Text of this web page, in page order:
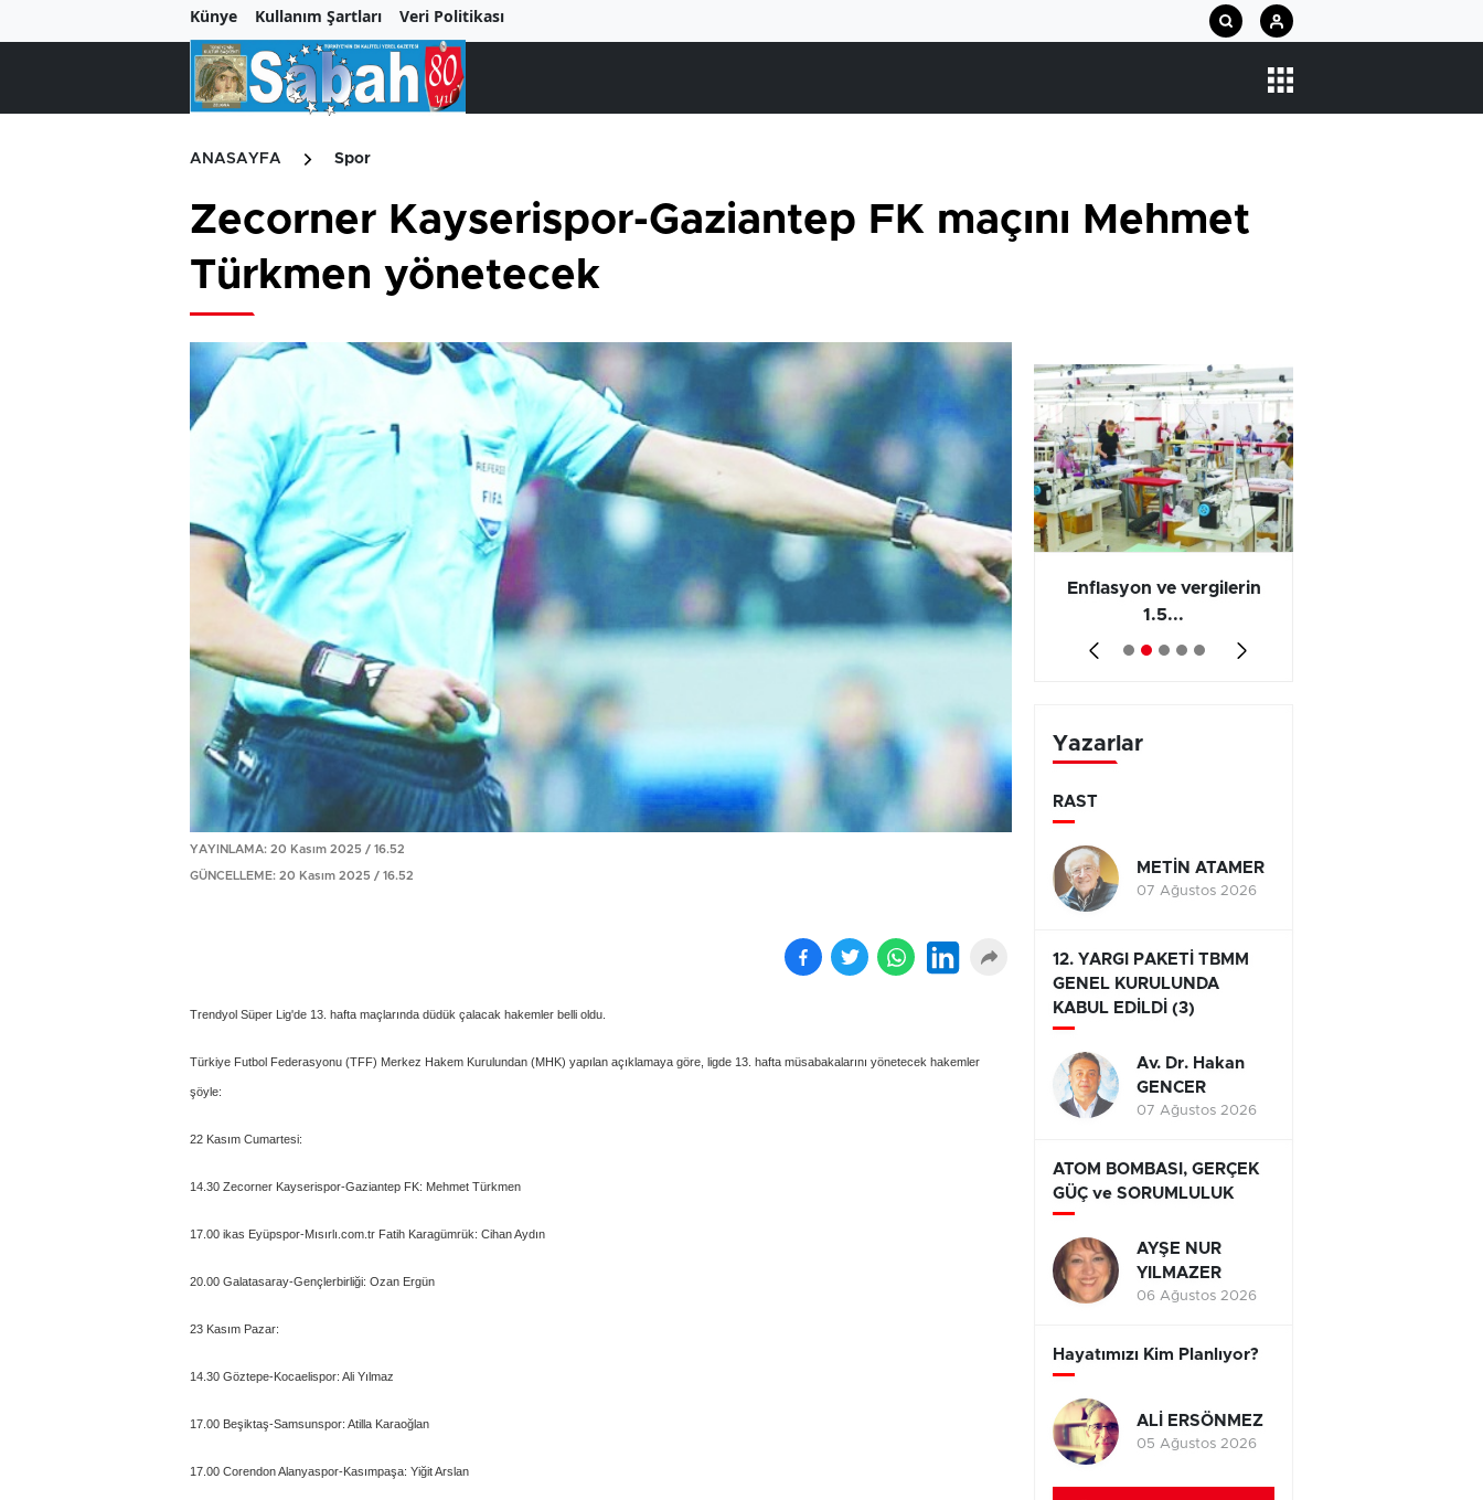
Künye Kullanım Şartları Veri Politikası
ANASAYFA Spor
Zecorner Kayserispor-Gaziantep FK maçını Mehmet
Türkmen yönetecek
YAYINLAMA: 20 Kasım 2025 / 16.52
GÜNCELLEME: 20 Kasım 2025 / 16.52
Trendyol Süper Lig'de 13. hafta maçlarında düdük çalacak hakemler belli oldu.
Türkiye Futbol Federasyonu (TFF) Merkez Hakem Kurulundan (MHK) yapılan açıklamaya göre, ligde 13. hafta müsabakalarını yönetecek hakemler
şöyle:
22 Kasım Cumartesi:
14.30 Zecorner Kayserispor-Gaziantep FK: Mehmet Türkmen
17.00 ikas Eyüpspor-Mısırlı.com.tr Fatih Karagümrük: Cihan Aydın
20.00 Galatasaray-Gençlerbirliği: Ozan Ergün
23 Kasım Pazar:
14.30 Göztepe-Kocaelispor: Ali Yılmaz
17.00 Beşiktaş-Samsunspor: Atilla Karaoğlan
17.00 Corendon Alanyaspor-Kasımpaşa: Yiğit Arslan
Birçok uyku hastalığının
En ucuz sigara 120 TL, en
Enflasyon ve vergilerin
1.5...
Yazarlar
RAST
METİN ATAMER
07 Ağustos 2026
12. YARGI PAKETİ TBMM
GENEL KURULUNDA
KABUL EDİLDİ (3)
Av. Dr. Hakan
GENCER
07 Ağustos 2026
ATOM BOMBASI, GERÇEK
GÜÇ ve SORUMLULUK
AYŞE NUR
YILMAZER
06 Ağustos 2026
Hayatımızı Kim Planlıyor?
ALİ ERSÖNMEZ
05 Ağustos 2026